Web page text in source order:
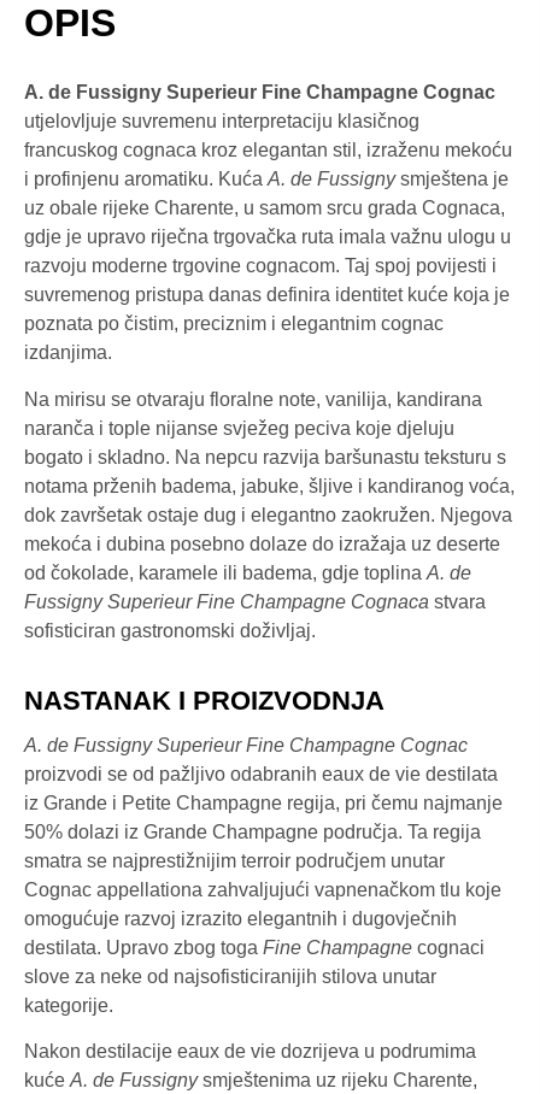
OPIS
A. de Fussigny Superieur Fine Champagne Cognac
utjelovljuje suvremenu interpretaciju klasičnog
francuskog cognaca kroz elegantan stil, izraženu mekoću
i profinjenu aromatiku. Kuća A. de Fussignysmještena je
uz obale rijeke Charente, u samom srcu grada Cognaca,
gdje je upravo riječna trgovačka ruta imala važnu ulogu u
razvoju moderne trgovine cognacom. Taj spoj povijesti i
suvremenog pristupa danas definira identitet kuće koja je
poznata po čistim, preciznim i elegantnim cognac
izdanjima.
Na mirisu se otvaraju floralne note, vanilija, kandirana
naranča i tople nijanse svježeg peciva koje djeluju
bogato i skladno. Na nepcu razvija baršunastu teksturu s
notama prženih badema, jabuke, šljive i kandiranog voća,
dok završetak ostaje dug i elegantno zaokružen. Njegova
mekoća i dubina posebno dolaze do izražaja uz deserte
od čokolade, karamele ili badema, gdje toplina A. de
Fussigny Superieur Fine Champagne Cognaca stvara
sofisticiran gastronomski doživljaj.
NASTANAK I PROIZVODNJA
A. de Fussigny Superieur Fine Champagne Cognac
proizvodi se od pažljivo odabranih eaux de vie destilata
iz Grande i Petite Champagne regija, pri čemu najmanje
50% dolazi iz Grande Champagne područja. Ta regija
smatra se najprestižnijim terroir područjem unutar
Cognac appellationa zahvaljujući vapnenačkom tlu koje
omogućuje razvoj izrazito elegantnih i dugovječnih
destilata. Upravo zbog toga Fine Champagne cognaci
slove za neke od najsofisticiranijih stilova unutar
kategorije.
Nakon destilacije eaux de vie dozrijeva u podrumima
kuće A. de Fussignysmještenima uz rijeku Charente,